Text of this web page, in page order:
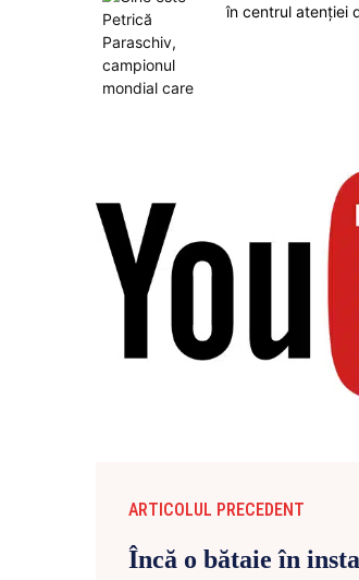
în centrul atenției
ARTICOLUL PRECEDENT
Încă o bătaie în